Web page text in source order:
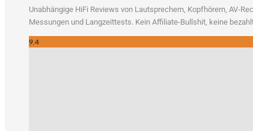
Unab­hän­gi­ge HiFi Reviews von Laut­spre­chern, Kopf­hö­rern, AV-
Mes­sun­gen und Lang­zeit­tests. Kein Affi­lia­te-Bull­shit, kei­ne
9.4